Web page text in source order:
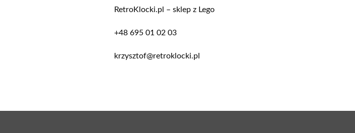
RetroKlocki.pl – sklep z Lego
+48 695 01 02 03
krzysztof@retroklocki.pl